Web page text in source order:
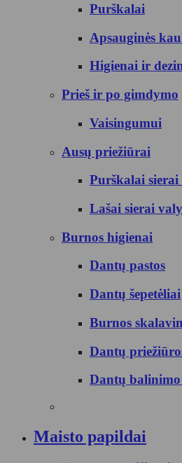
Purškalai
Apsauginės
Higienai ir
Prieš ir po gimdymo
Vaisingumui
Ausų priežiūrai
Purškalai
Lašai sierai
Burnos higienai
Dantų pastos
Dantų šepetėliai
Burnos
Dantų
Dantų balinimo
Maisto papildai